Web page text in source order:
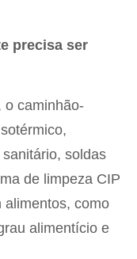
precisa ser
o caminhão-
soldas
de limpeza CIP
alimentos, como
alimentício e